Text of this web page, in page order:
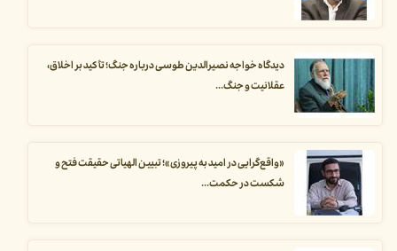
دیدگاه خواجه نصیرالدین طوسی درباره جنگ؛ تأکید بر اخلاق،
عقلانیت و جنگ...
«واقع‌گرایی در امید به پیروزی»؛ تبیین الهیاتی حقیقت فتح و
شکست در حکمت...